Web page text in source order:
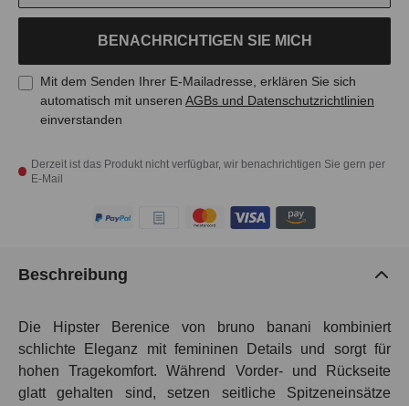
Derzeit ist das Produkt nicht verfügbar, wir benachrichtigen Sie gern per
E-Mail
BENACHRICHTIGEN SIE MICH
Mit dem Senden Ihrer E-Mailadresse, erklären Sie sich
automatisch mit unseren AGBs und Datenschutzrichtlinien
einverstanden
Beschreibung
Die Hipster Berenice von bruno banani kombiniert
schlichte Eleganz mit femininen Details und sorgt für
hohen Tragekomfort. Während Vorder- und Rückseite
glatt gehalten sind, setzen seitliche Spitzeneinsätze